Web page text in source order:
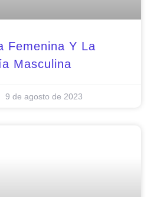
Femenina Y La
Masculina
9 de agosto de 2023